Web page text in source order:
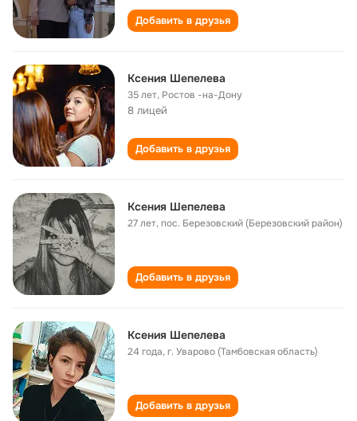
Добавить в друзья
Ксения Шепелева
35 лет, Ростов -на-Дону
8 лицей
Добавить в друзья
Ксения Шепелева
27 лет,пос. Березовский (Березовский район)
Добавить в друзья
Ксения Шепелева
24 года,г. Уварово (Тамбовская область)
Добавить в друзья